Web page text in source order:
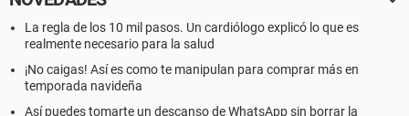
La regla de los 10 mil pasos. Un cardiólogo explicó lo que es
realmente necesario para la salud
¡No caigas! Así es como te manipulan para comprar más en
temporada navideña
Así puedes tomarte un descanso de WhatsApp sin borrar la